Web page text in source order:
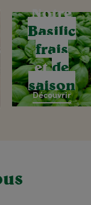
Notre
Basilic
frais
etde
saison
Découvrir